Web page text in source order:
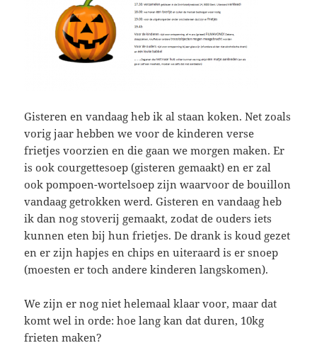
Gisteren en vandaag heb ik al staan koken. Net zoals
vorig jaar hebben we voor de kinderen verse
frietjes voorzien en die gaan we morgen maken. Er
is ook courgettesoep (gisteren gemaakt) en er zal
ook pompoen-wortelsoep zijn waarvoor de bouillon
vandaag getrokken werd. Gisteren en vandaag heb
ik dan nog stoverij gemaakt, zodat de ouders iets
kunnen eten bij hun frietjes. De drank is koud gezet
en er zijn hapjes en chips en uiteraard is er snoep
(moesten er toch andere kinderen langskomen).
We zijn er nog niet helemaal klaar voor, maar dat
komt wel in orde: hoe lang kan dat duren, 10kg
frieten maken?